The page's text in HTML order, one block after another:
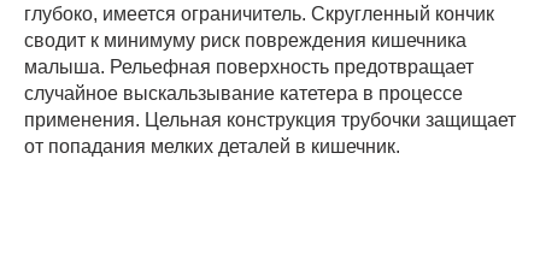
глубоко, имеется ограничитель. Скругленный кончик
сводит к минимуму риск повреждения кишечника
малыша. Рельефная поверхность предотвращает
случайное выскальзывание катетера в процессе
применения. Цельная конструкция трубочки защищает
от попадания мелких деталей в кишечник.